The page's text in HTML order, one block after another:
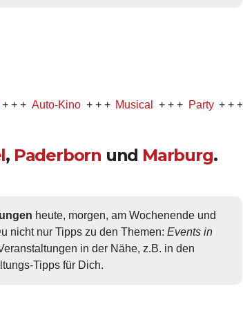
Kino + + + Musical + + + Party + + + Konzert
, Paderborn und Marburg.
heute, morgen, am Wochenende und
nicht nur Tipps zu den Themen: Events in
in der Nähe, z.B. in den
Tipps für Dich.